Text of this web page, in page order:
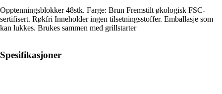
Opptenningsblokker 48stk. Farge: Brun Fremstilt økologisk FSC-
sertifisert. Røkfri Inneholder ingen tilsetningsstoffer. Emballasje som
kan lukkes. Brukes sammen med grillstarter
Spesifikasjoner